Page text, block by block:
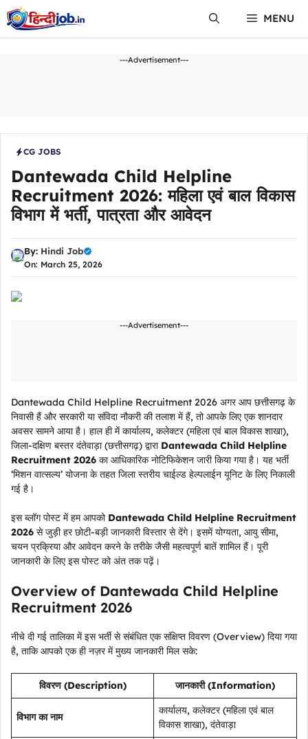
Skip
to
content
MENU
---Advertisement---
CG JOBS
Dantewada Child Helpline
Recruitment 2026: महिला एवं बाल विकास
विभाग में भर्ती, पात्रता और आवेदन
By: Hindi Job
On: March 25, 2026
---Advertisement---
Dantewada Child Helpline Recruitment 2026 अगर आप छत्तीसगढ़ के
निवासी हैं और सरकारी या संविदा नौकरी की तलाश में हैं, तो आपके लिए एक शानदार
अवसर सामने आया है। हाल ही में कार्यालय, कलेक्टर (महिला एवं बाल विकास शाखा),
जिला-दक्षिण बस्तर दंतेवाड़ा (छत्तीसगढ़) द्वारा Dantewada Child Helpline
Recruitment 2026 का आधिकारिक नोटिफिकेशन जारी किया गया है। यह भर्ती
‘मिशन वात्सल्य’ योजना के तहत जिला स्तरीय चाईल्ड हेल्पलाईन यूनिट के लिए निकाली
गई है।
इस ब्लॉग पोस्ट में हम आपको Dantewada Child Helpline Recruitment
2026 से जुड़ी हर छोटी-बड़ी जानकारी विस्तार से देंगे। इसमें योग्यता, आयु सीमा,
चयन प्रक्रिया और आवेदन करने के तरीके जैसी महत्वपूर्ण बातें शामिल हैं। पूरी
जानकारी के लिए इस पोस्ट को अंत तक पढ़ें।
Overview of Dantewada Child Helpline
Recruitment 2026
नीचे दी गई तालिका में इस भर्ती से संबंधित एक संक्षिप्त विवरण (Overview) दिया गया
है, ताकि आपको एक ही नज़र में मुख्य जानकारी मिल सके:
विवरण (Description) जानकारी (Information)
विभाग का नाम
कार्यालय, कलेक्टर (महिला एवं बाल
विकास शाखा), दंतेवाड़ा